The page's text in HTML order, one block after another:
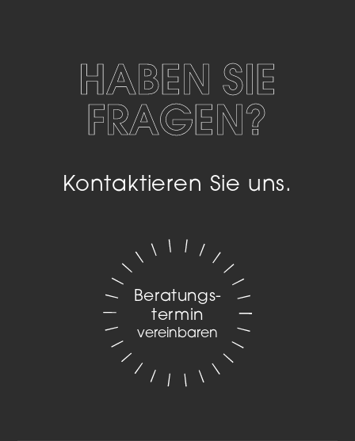
HABEN SIE
FRAGEN?
Kontaktieren Sie uns.
Beratungs­
termin
vereinbaren